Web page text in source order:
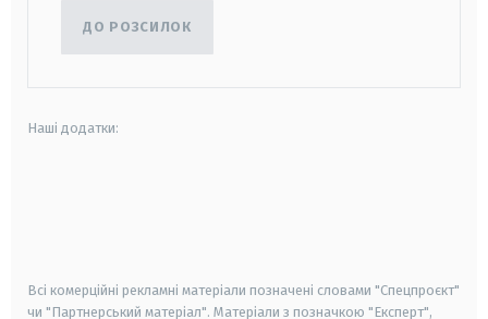
ДО РОЗСИЛОК
Наші додатки:
Всі комерційні рекламні матеріали позначені словами "Спецпроєкт"
чи "Партнерський матеріал". Матеріали з позначкою "Експерт",